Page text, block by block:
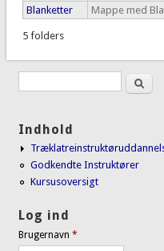
Blanketter
Mappe med
5 folders
Søgefelt Søg
Indhold
Godkendte Instruktører
Kursusoversigt
Log ind
Brugernavn*